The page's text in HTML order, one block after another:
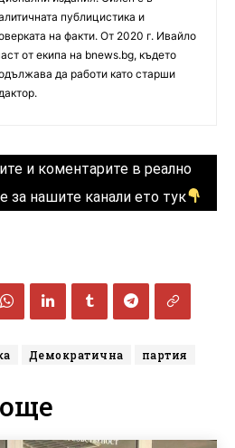
публицистика и
на факти. От 2020 г. Ивайло
от екипа на bnews.bg, където
да работи като старши
и коментарите в реално
за нашите канали ето тук
Демократична
партия